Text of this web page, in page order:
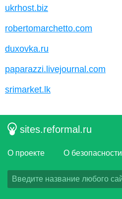
ukrhost.biz
robertomarchetto.com
duxovka.ru
paparazzi.livejournal.com
srimarket.lk
sites.reformal.ru
О проекте О безопасности